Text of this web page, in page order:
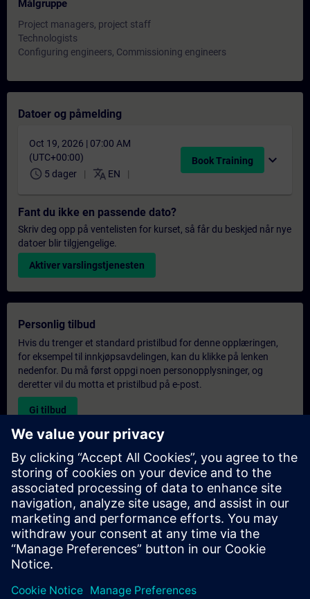
Målgruppe
Project managers, project staff
Technologists
Configuring engineers, Commissioning engineers
Datoer og påmelding
Oct 19, 2026 | 07:00 AM
(UTC+00:00)
schedule 5 dager translate EN
Book Training expand_more
Fant du ikke en passende dato?
Skriv deg opp på ventelisten for kurset, så får du beskjed når nye
datoer blir tilgjengelige.
Aktiver varslingstjenesten
Personlig tilbud
Hvis du trenger et standard pristilbud for denne opplæringen,
for eksempel til innkjøpsavdelingen, kan du klikke på lenken
nedenfor. Du må først oppgi noen personopplysninger, og
deretter vil du motta et pristilbud på e-post.
Gi tilbud
Forespørsel om eksklusiv opplæring
Fyll ut skjemaet nedenfor hvis du ønsker et tilbud på et
eksklusivt kurs, enten på stedet, virtuelt eller på vårt SITRAIN-
kurssenter. Denne typen forespørsel passer for større grupper (6
personer eller flere). Etter at du har oppgitt kontaktinformasjon
og kursbehov, vil du motta et tilbud fra oss.
Be om eksklusivt tilbud